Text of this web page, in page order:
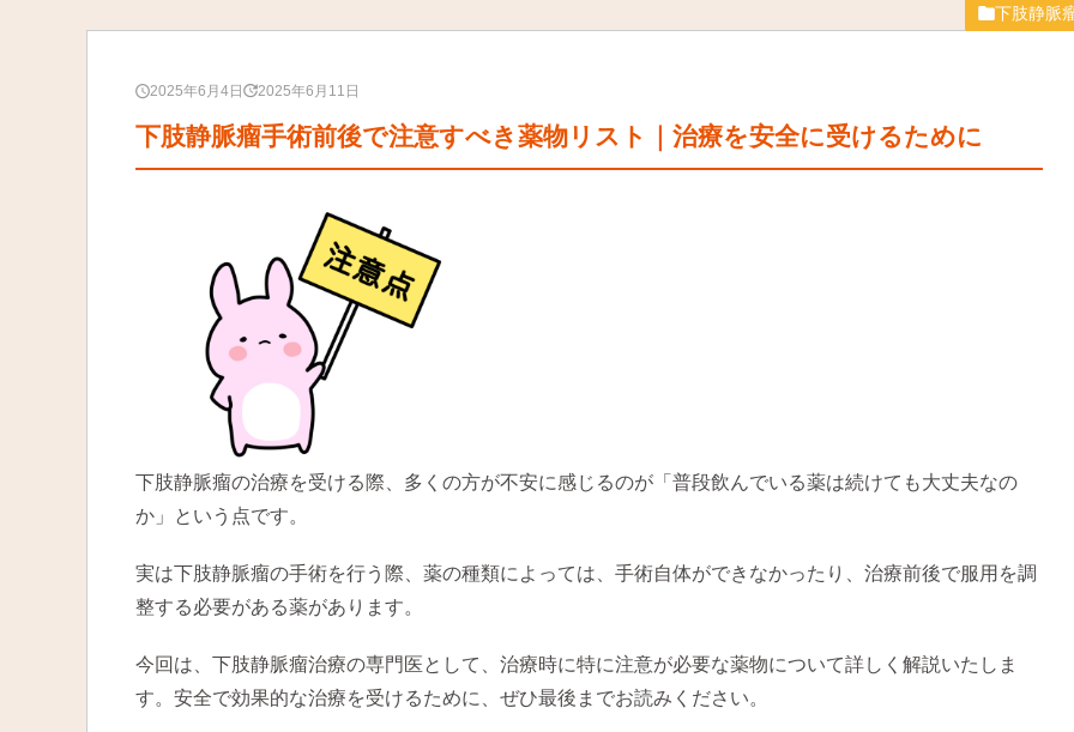
下肢静脈
2025年6月4日 2025年6月11日
下肢静脈瘤手術前後で注意すべき薬物リスト｜治療を安全に受けるために
下肢静脈瘤の治療を受ける際、多くの方が不安に感じるのが「普段飲んでいる薬は続けても大丈夫なの
か」という点です。
実は下肢静脈瘤の手術を行う際、薬の種類によっては、手術自体ができなかったり、治療前後で服用を調
整する必要がある薬があります。
今回は、下肢静脈瘤治療の専門医として、治療時に特に注意が必要な薬物について詳しく解説いたしま
す。安全で効果的な治療を受けるために、ぜひ最後までお読みください。